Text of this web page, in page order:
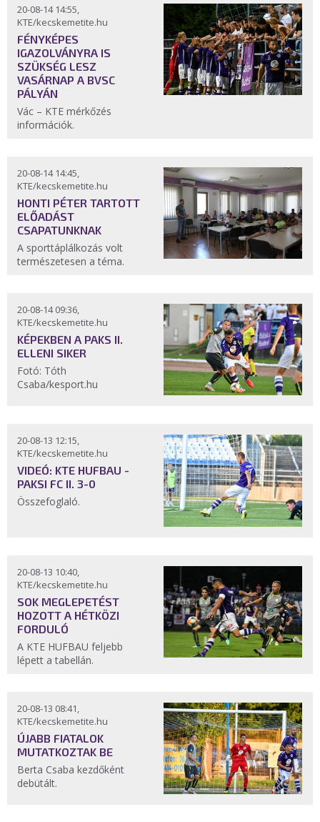
20-08-14 14:55,
KTE/kecskemetite.hu
FÉNYKÉPES
IGAZOLVÁNYRA IS
SZÜKSÉG LESZ
VASÁRNAP A BVSC
PÁLYÁN
Vác – KTE mérkőzés
információk.
20-08-14 14:45,
KTE/kecskemetite.hu
HONTI PÉTER TARTOTT
ELŐADÁST
CSAPATUNKNAK
A sporttáplálkozás volt
természetesen a téma.
20-08-14 09:36,
KTE/kecskemetite.hu
KÉPEKBEN A PAKS II.
ELLENI SIKER
Fotó: Tóth
Csaba/kesport.hu
20-08-13 12:15,
KTE/kecskemetite.hu
VIDEÓ: KTE HUFBAU -
PAKSI FC II. 3-0
Összefoglaló.
20-08-13 10:40,
KTE/kecskemetite.hu
SOK MEGLEPETÉST
HOZOTT A HÉTKÖZI
FORDULÓ
A KTE HUFBAU feljebb
lépett a tabellán.
20-08-13 08:41,
KTE/kecskemetite.hu
ÚJABB FIATALOK
MUTATKOZTAK BE
Berta Csaba kezdőként
debütált.